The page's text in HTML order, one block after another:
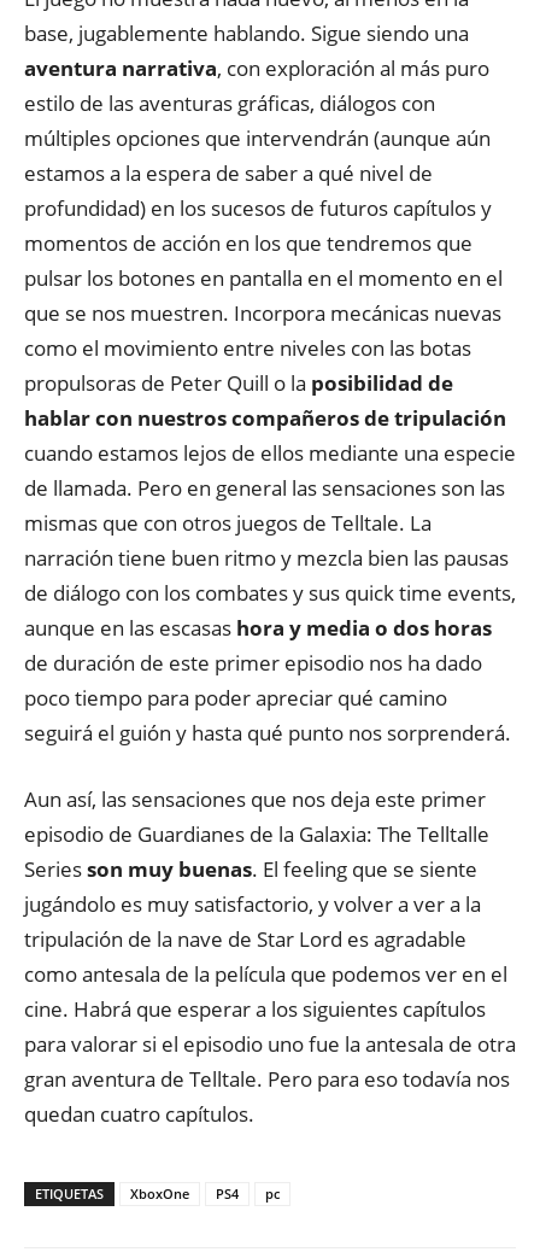
base, jugablemente hablando. Sigue siendo una
aventura narrativa, con exploración al más puro
estilo de las aventuras gráficas, diálogos con
múltiples opciones que intervendrán (aunque aún
estamos a la espera de saber a qué nivel de
profundidad) en los sucesos de futuros capítulos y
momentos de acción en los que tendremos que
pulsar los botones en pantalla en el momento en el
que se nos muestren. Incorpora mecánicas nuevas
como el movimiento entre niveles con las botas
propulsoras de Peter Quill o la posibilidad de
hablar con nuestros compañeros de tripulación
cuando estamos lejos de ellos mediante una especie
de llamada. Pero en general las sensaciones son las
mismas que con otros juegos de Telltale. La
narración tiene buen ritmo y mezcla bien las pausas
de diálogo con los combates y sus quick time events,
aunque en las escasas hora y media o dos horas
de duración de este primer episodio nos ha dado
poco tiempo para poder apreciar qué camino
seguirá el guión y hasta qué punto nos sorprenderá.
Aun así, las sensaciones que nos deja este primer
episodio de Guardianes de la Galaxia: The Telltalle
Seriesson muy buenas. El feeling que se siente
jugándolo es muy satisfactorio, y volver a ver a la
tripulación de la nave de Star Lord es agradable
como antesala de la película que podemos ver en el
cine. Habrá que esperar a los siguientes capítulos
para valorar si el episodio uno fue la antesala de otra
gran aventura de Telltale. Pero para eso todavía nos
quedan cuatro capítulos.
ETIQUETAS XboxOne PS4 pc